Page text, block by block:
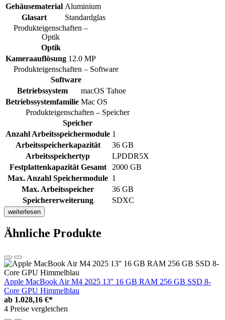
Gehäusematerial Aluminium
Glasart
Standardglas
Produkteigenschaften –
Optik
Optik
Kameraauflösung 12.0 MP
Produkteigenschaften – Software
Software
Betriebssystem
macOS Tahoe
Betriebssystemfamilie Mac OS
Produkteigenschaften – Speicher
Speicher
Anzahl Arbeitsspeichermodule 1
Arbeitsspeicherkapazität
36 GB
Arbeitsspeichertyp
LPDDR5X
Festplattenkapazität Gesamt
2000 GB
Max. Anzahl Speichermodule 1
Max. Arbeitsspeicher
36 GB
Speichererweiterung
SDXC
weiterlesen
Ähnliche Produkte
Apple MacBook Air M4 2025 13'' 16 GB RAM 256 GB SSD 8-
Core GPU Himmelblau
ab 1.028,16 €*
4 Preise vergleichen